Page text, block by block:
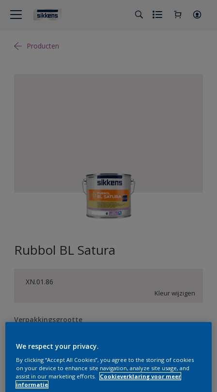
Producten
Rubbol BL Satura
XN.01.86
Kleur wijzigen
Verpakkingsgrootte
Aantal Verfcalculator
Bereken
We respect your privacy.
By clicking “Accept All Cookies”, you agree to the storing of cookies
on your device to enhance site navigation, analyze site usage, and
assist in our marketing efforts.
Cookieverklaring voor meer
informatie